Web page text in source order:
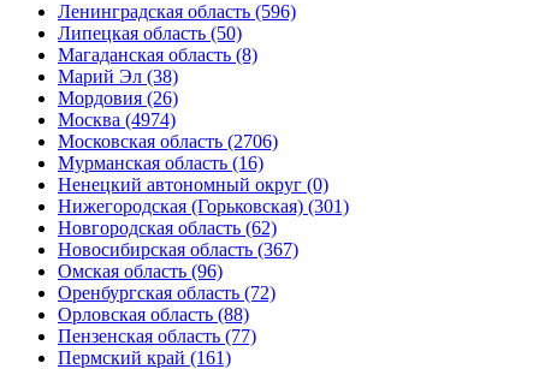
Ленинградская область (596)
Липецкая область (50)
Магаданская область (8)
Марий Эл (38)
Мордовия (26)
Москва (4974)
Московская область (2706)
Мурманская область (16)
Ненецкий автономный округ (0)
Нижегородская (Горьковская) (301)
Новгородская область (62)
Новосибирская область (367)
Омская область (96)
Оренбургская область (72)
Орловская область (88)
Пензенская область (77)
Пермский край (161)